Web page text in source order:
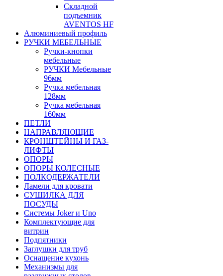
Складной
подъемник
AVENTOS HF
Алюминиевый профиль
РУЧКИ МЕБЕЛЬНЫЕ
Ручки-кнопки
мебельные
РУЧКИ Мебельные
96мм
Ручка мебельная
128мм
Ручка мебельная
160мм
ПЕТЛИ
НАПРАВЛЯЮЩИЕ
КРОНШТЕЙНЫ И ГАЗ-
ЛИФТЫ
ОПОРЫ
ОПОРЫ КОЛЕСНЫЕ
ПОЛКОДЕРЖАТЕЛИ
Ламели для кровати
СУШИЛКА ДЛЯ
ПОСУДЫ
Системы Joker и Uno
Комплектующие для
витрин
Подпятники
Заглушки для труб
Оснащение кухонь
Механизмы для